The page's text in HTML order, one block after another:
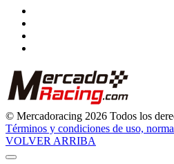
© Mercadoracing 2026 Todos los
Términos y condiciones de uso,
VOLVER ARRIBA